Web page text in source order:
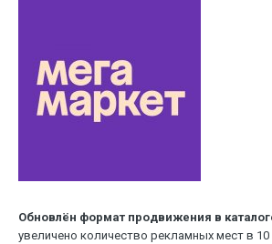
Обновлён формат продвижения в
увеличено количество рекламных мест в 10